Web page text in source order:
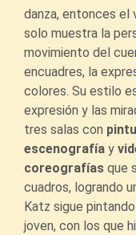
danza, entonces el
solo muestra la
movimiento del
encuadres, la
colores. Su estilo
expresión y las
tres salas con
escenografía y
coreografías que
cuadros, logrando
Katz sigue
joven, con los que